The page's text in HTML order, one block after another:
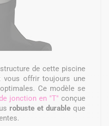
de cette piscine
vous offrir toujours une
Ce modèle se
jonction en "T" conçue
robuste et durable que